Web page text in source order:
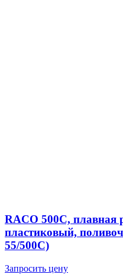
RACO 500C, плавная
пластиковый,
55/500C)
Запросить цену